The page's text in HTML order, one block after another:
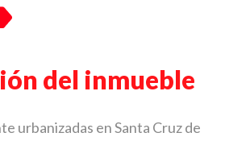
del inmueble
urbanizadas en Santa Cruz de